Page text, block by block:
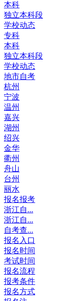
本科
独立本科段
学校动态
专科
本科
独立本科段
学校动态
地市自考
杭州
宁波
温州
嘉兴
湖州
绍兴
金华
衢州
舟山
台州
丽水
报名报考
浙江自...
浙江自...
自考查...
报名入口
报名时间
考试时间
报名流程
报考条件
报名方式